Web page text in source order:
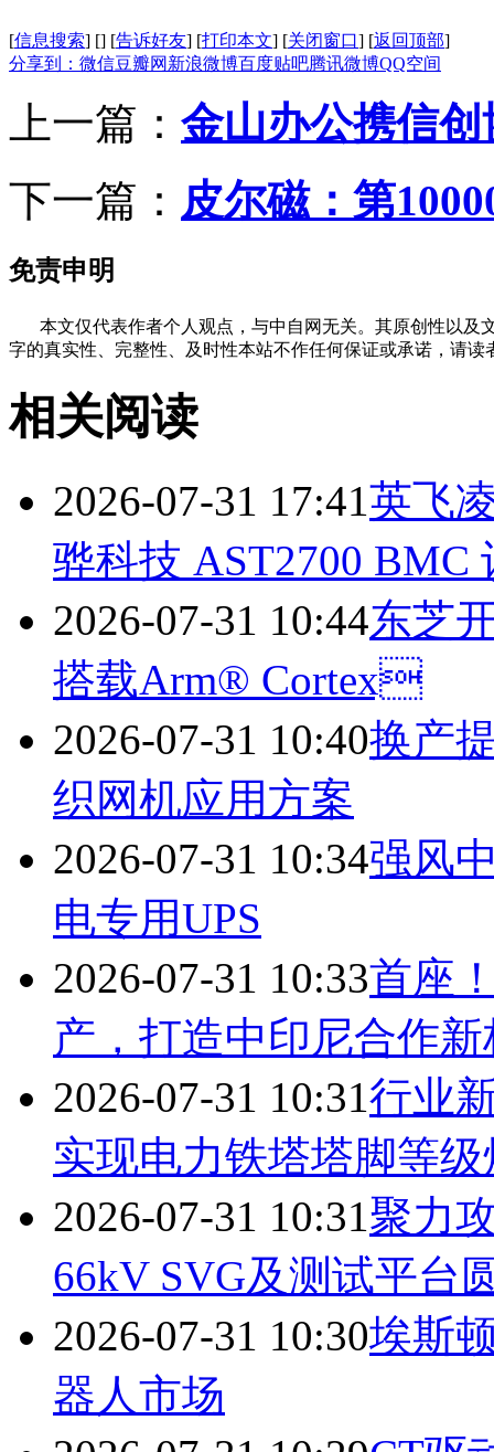
[信息搜索] [] [告诉好友] [打印本文] [关闭窗口] [返回顶部]
分享到： 微信豆瓣网 新浪微博百度贴吧腾讯微博QQ空间
上一篇： 金山办公携信
下一篇： 皮尔磁：第
免责申明
本文仅代表作者个人观点，与中自网无关。其原创性以及
字的真实性、完整性、及时性本站不作任何保证或承诺，请
相关阅读
2026-07-31 17:41英飞
骅科技 AST2700 BMC
2026-07-31 10:44东芝
搭载Arm® Cortex
2026-07-31 10:40换产
织网机应用方案
2026-07-31 10:34强风
电专用UPS
2026-07-31 10:33首座
产，打造中印尼合作
2026-07-31 10:31行业
实现电力铁塔塔脚等级
2026-07-31 10:31 聚力
66kV SVG及测试平台
2026-07-31 10:30埃斯
器人市场